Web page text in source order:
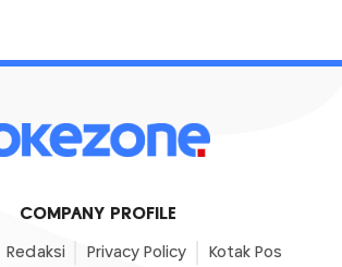
COMPANY PROFILE
Redaksi Privacy Policy Kotak Pos